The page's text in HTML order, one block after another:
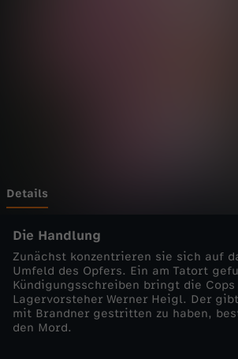
-
C
o
p
Details
Die Handlung
Zunächst konzentrieren sie sich auf
Umfeld des Opfers. Ein am Tatort
Kündigungsschreiben bringt die Cops
Lagervorsteher Werner Heigl. Der
mit Brandner gestritten zu haben,
den Mord.